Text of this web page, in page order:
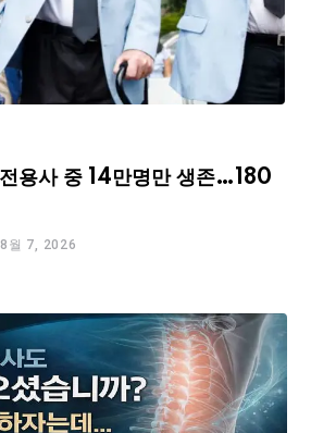
용사 중 14만명만 생존…180
8월 7, 2026